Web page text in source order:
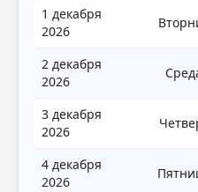
1 декабря
2026
2 декабря
2026
3 декабря
2026
4 декабря
2026